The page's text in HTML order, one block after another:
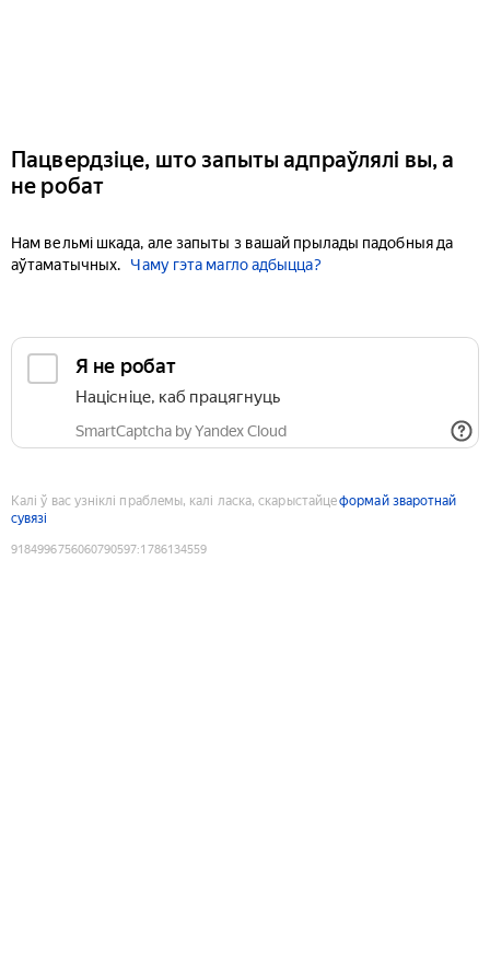
Пацвердзіце, што запыты адпраўлялі вы, а
не робат
Нам вельмі шкада, але запыты з вашай прылады падобныя да
аўтаматычных.
Чаму гэта магло адбыцца?
Я не робат
Націсніце, каб працягнуць
SmartCaptcha by Yandex Cloud
Калі ў вас узніклі праблемы, калі ласка, скарыстайцеформай зваротнай
сувязі
9184996756060790597:1786134559